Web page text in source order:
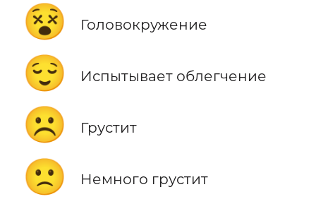
😵 Головокружение
😌 Испытывает облегчение
☹️ Грустит
🙁 Немного грустит